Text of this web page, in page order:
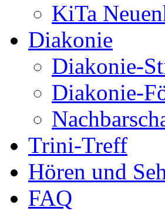
KiTa
Diakonie
Diakonie-
Diakonie-
Trini-Treff
Hören und
FAQ